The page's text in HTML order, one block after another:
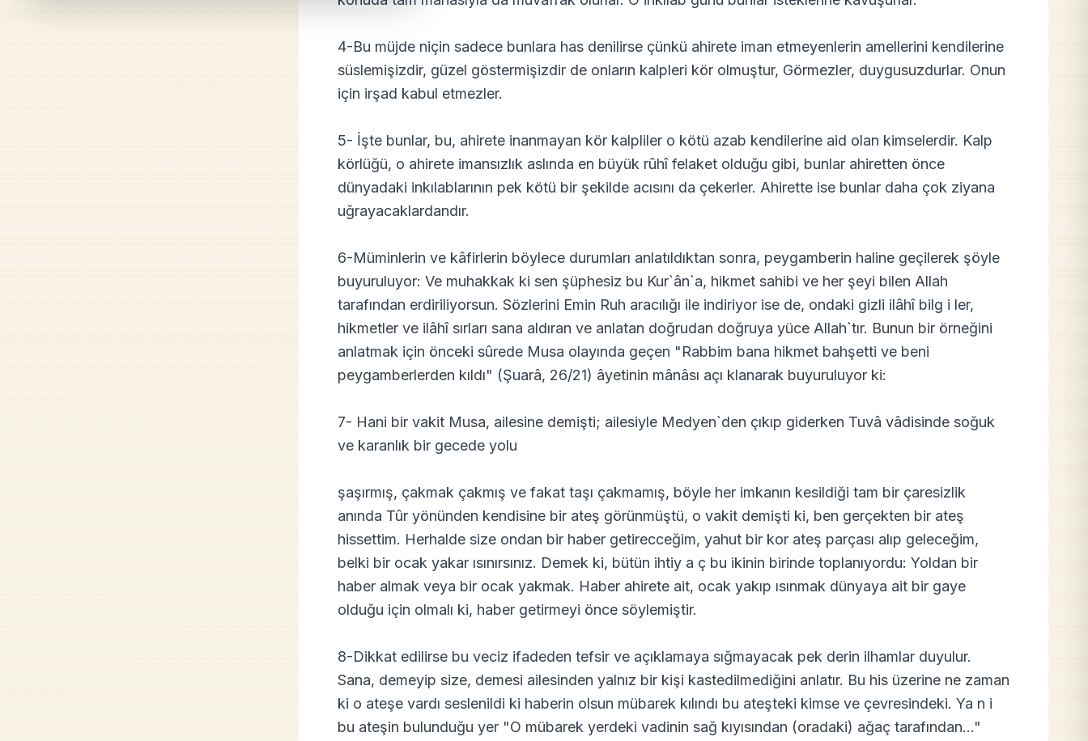
4-Bu müjde niçin sadece bunlara has denilirse çünkü ahirete iman etmeyenlerin amellerini kendilerine
süslemişizdir, güzel göstermişizdir de onların kalpleri kör olmuştur, Görmezler, duygusuzdurlar. Onun
için irşad kabul etmezler.
5- İşte bunlar, bu, ahirete inanmayan kör kalpliler o kötü azab kendilerine aid olan kimselerdir. Kalp
körlüğü, o ahirete imansızlık aslında en büyük rûhî felaket olduğu gibi, bunlar ahiretten önce
dünyadaki inkılablarının pek kötü bir şekilde acısını da çekerler. Ahirette ise bunlar daha çok ziyana
uğrayacaklardandır.
6-Müminlerin ve kâfirlerin böylece durumları anlatıldıktan sonra, peygamberin haline geçilerek şöyle
buyuruluyor: Ve muhakkak ki sen şüphesiz bu Kur`ân`a, hikmet sahibi ve her şeyi bilen Allah
tarafından erdiriliyorsun. Sözlerini Emin Ruh aracılığı ile indiriyor ise de, ondaki gizli ilâhî bilg i ler,
hikmetler ve ilâhî sırları sana aldıran ve anlatan doğrudan doğruya yüce Allah`tır. Bunun bir örneğini
anlatmak için önceki sûrede Musa olayında geçen "Rabbim bana hikmet bahşetti ve beni
peygamberlerden kıldı" (Şuarâ, 26/21) âyetinin mânâsı açı klanarak buyuruluyor ki:
7- Hani bir vakit Musa, ailesine demişti; ailesiyle Medyen`den çıkıp giderken Tuvâ vâdisinde soğuk
ve karanlık bir gecede yolu
şaşırmış, çakmak çakmış ve fakat taşı çakmamış, böyle her imkanın kesildiği tam bir çaresizlik
anında Tûr yönünden kendisine bir ateş görünmüştü, o vakit demişti ki, ben gerçekten bir ateş
hissettim. Herhalde size ondan bir haber getirecceğim, yahut bir kor ateş parçası alıp geleceğim,
belki bir ocak yakar ısınırsınız. Demek ki, bütün ihtiy a ç bu ikinin birinde toplanıyordu: Yoldan bir
haber almak veya bir ocak yakmak. Haber ahirete ait, ocak yakıp ısınmak dünyaya ait bir gaye
olduğu için olmalı ki, haber getirmeyi önce söylemiştir.
8-Dikkat edilirse bu veciz ifadeden tefsir ve açıklamaya sığmayacak pek derin ilhamlar duyulur.
Sana, demeyip size, demesi ailesinden yalnız bir kişi kastedilmediğini anlatır. Bu his üzerine ne zaman
ki o ateşe vardı seslenildi ki haberin olsun mübarek kılındı bu ateşteki kimse ve çevresindeki. Ya n i
bu ateşin bulunduğu yer "O mübarek yerdeki vadinin sağ kıyısından (oradaki) ağaç tarafından..."